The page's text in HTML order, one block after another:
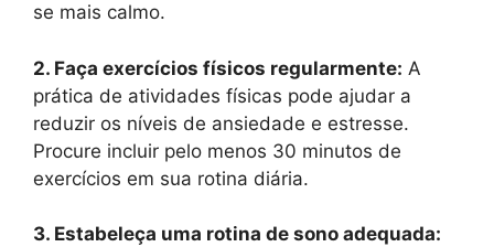
se mais calmo.
2. Faça exercícios físicos regularmente: A
prática de atividades físicas pode ajudar a
reduzir os níveis de ansiedade e estresse.
Procure incluir pelo menos 30 minutos de
exercícios em sua rotina diária.
3. Estabeleça uma rotina de sono adequada: